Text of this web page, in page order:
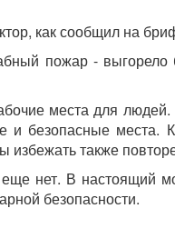
как сообщил на
пожар -
места для
безопасные места.
также
нет. В настоящий
безопасности.